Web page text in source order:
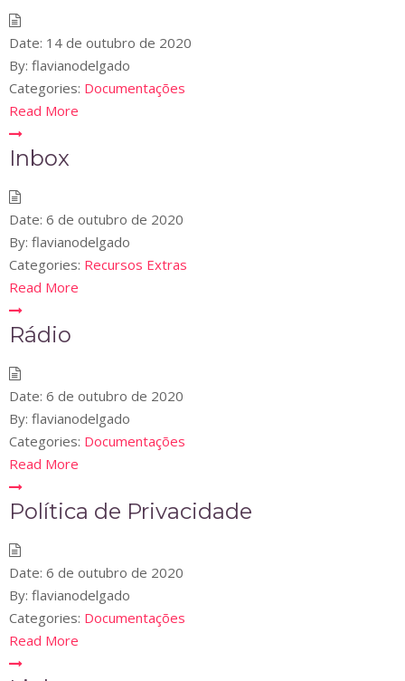
Date: 14 de outubro de 2020
By: flavianodelgado
Categories: Documentações
Read More
Inbox
Date: 6 de outubro de 2020
By: flavianodelgado
Categories: Recursos Extras
Read More
Rádio
Date: 6 de outubro de 2020
By: flavianodelgado
Categories: Documentações
Read More
Política de Privacidade
Date: 6 de outubro de 2020
By: flavianodelgado
Categories: Documentações
Read More